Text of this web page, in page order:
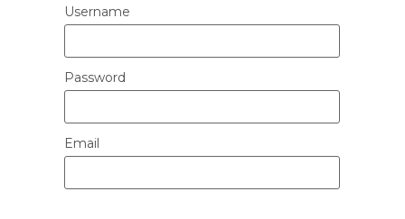
Username
Password
Email